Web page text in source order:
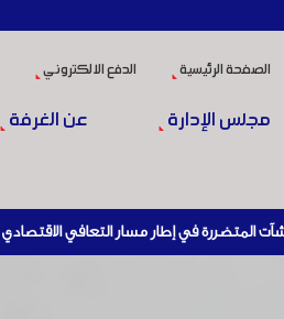
الصفحة الرئيسية الدفع الالكتروني
مجلس الإدارة عن الغرفة